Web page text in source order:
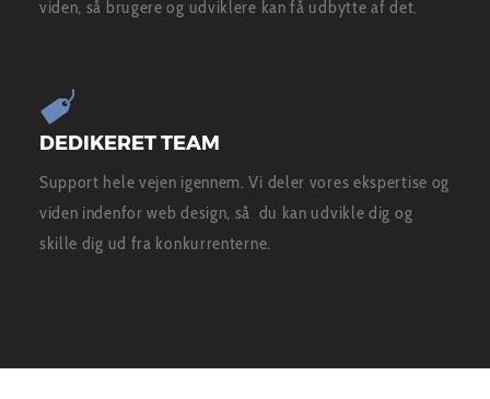
viden, så brugere og udviklere kan få udbytte af det.
DEDIKERET TEAM
Support hele vejen igennem. Vi deler vores ekspertise og
viden indenfor web design, så du kan udvikle dig og
skille dig ud fra konkurrenterne.